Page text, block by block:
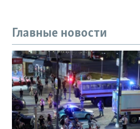
Главные новости